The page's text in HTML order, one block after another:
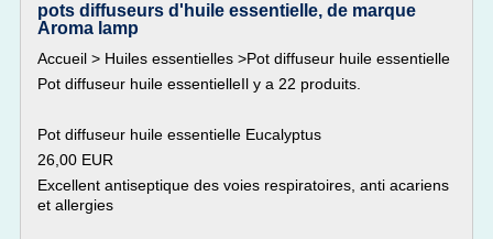
pots diffuseurs d'huile essentielle, de marque
Aroma lamp
Accueil > Huiles essentielles >Pot diffuseur huile essentielle
Pot diffuseur huile essentielleIl y a 22 produits.
Pot diffuseur huile essentielle Eucalyptus
26,00 EUR
Excellent antiseptique des voies respiratoires, anti acariens
et allergies